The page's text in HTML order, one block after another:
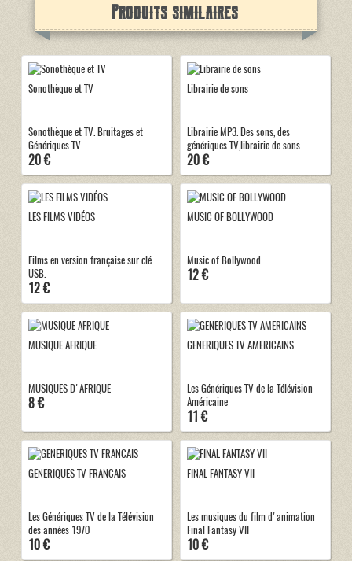
Produits similaires
Sonothèque et TV
Sonothèque et TV. Bruitages et
Génériques TV
20 €
Librairie de sons
Librairie MP3. Des sons, des
génériques TV,librairie de sons
20 €
LES FILMS VIDÉOS
Films en version française sur clé
USB.
12 €
MUSIC OF BOLLYWOOD
Music of Bollywood
12 €
MUSIQUE AFRIQUE
MUSIQUES D'AFRIQUE
8 €
GENERIQUES TV AMERICAINS
Les Génériques TV de la Télévision
Américaine
11 €
GENERIQUES TV FRANCAIS
Les Génériques TV de la Télévision
des années 1970
10 €
FINAL FANTASY VII
Les musiques du film d'animation
Final Fantasy VII
10 €